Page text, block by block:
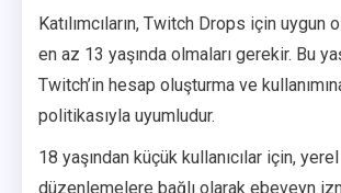
Katılımcıların, Twitch Drops için uygun
en az 13 yaşında olmaları gerekir. Bu
Twitch’in hesap oluşturma ve
politikasıyla uyumludur.
18 yaşından küçük kullanıcılar için, yerel
düzenlemelere bağlı olarak ebeveyn